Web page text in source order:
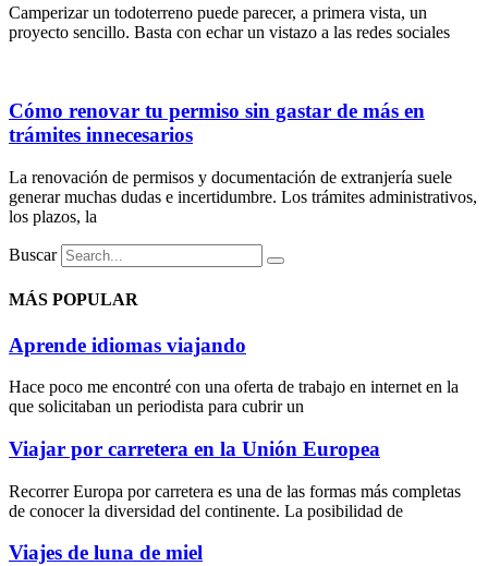
Camperizar un todoterreno puede parecer, a primera vista, un
proyecto sencillo. Basta con echar un vistazo a las redes sociales
Cómo renovar tu permiso sin gastar de más en
trámites innecesarios
La renovación de permisos y documentación de extranjería suele
generar muchas dudas e incertidumbre. Los trámites administrativos,
los plazos, la
Buscar
MÁS POPULAR
Aprende idiomas viajando
Hace poco me encontré con una oferta de trabajo en internet en la
que solicitaban un periodista para cubrir un
Viajar por carretera en la Unión Europea
Recorrer Europa por carretera es una de las formas más completas
de conocer la diversidad del continente. La posibilidad de
Viajes de luna de miel